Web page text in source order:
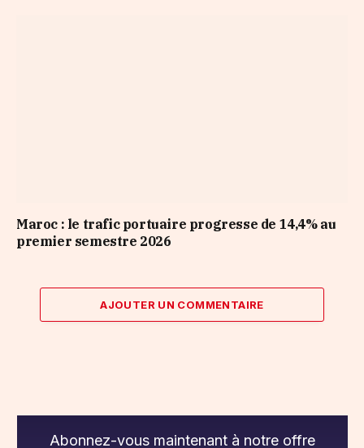
Maroc : le trafic portuaire progresse de 14,4% au
premier semestre 2026
AJOUTER UN COMMENTAIRE
Abonnez-vous maintenant à notre offre